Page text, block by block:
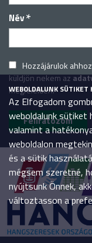
Név*
Hozzájárulok
küldjön nekem az
megfelelően.
WEBOLDALUNK SÜTIKET
Az Elfogadom
weboldalunk sütiket
valamint a
weboldalon
és a sütik
mégsem szeretné,
nyújtsunk Önnek,
változtasson a